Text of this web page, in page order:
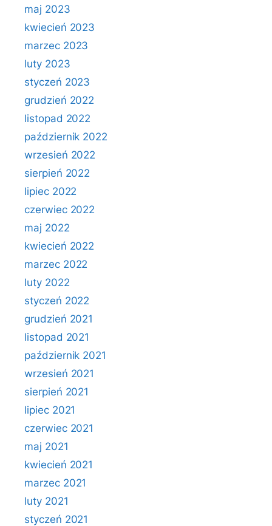
maj 2023
kwiecień 2023
marzec 2023
luty 2023
styczeń 2023
grudzień 2022
listopad 2022
październik 2022
wrzesień 2022
sierpień 2022
lipiec 2022
czerwiec 2022
maj 2022
kwiecień 2022
marzec 2022
luty 2022
styczeń 2022
grudzień 2021
listopad 2021
październik 2021
wrzesień 2021
sierpień 2021
lipiec 2021
czerwiec 2021
maj 2021
kwiecień 2021
marzec 2021
luty 2021
styczeń 2021